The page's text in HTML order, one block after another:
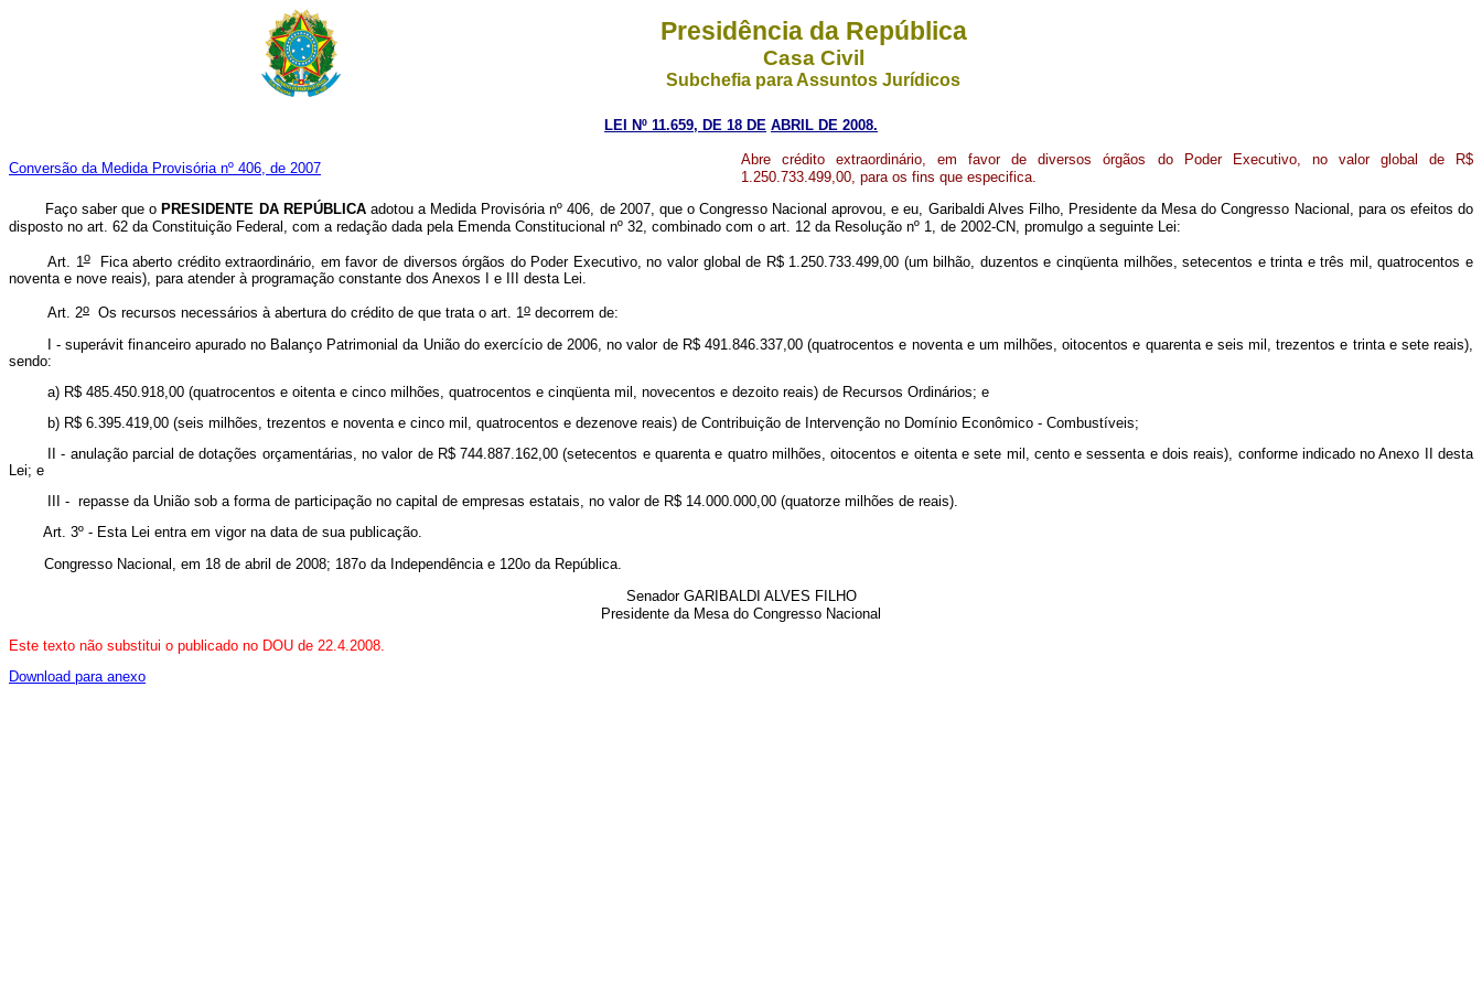
Presidência da República
Casa Civil
Subchefia para Assuntos Jurídicos
LEI Nº 11.659, DE 18 DE ABRIL DE 2008.
Conversão da Medida Provisória nº 406, de 2007
Abre crédito extraordinário, em favor de diversos órgãos do Poder Executivo, no valor global de R$
1.250.733.499,00, para os fins que especifica.
Faço saber que o PRESIDENTE DA REPÚBLICAadotou a Medida Provisória nº 406, de 2007, que o Congresso Nacional aprovou, e eu, Garibaldi Alves Filho, Presidente da Mesa do Congresso Nacional, para os efeitos do
disposto no art. 62 da Constituição Federal, com a redação dada pela Emenda Constitucional nº 32, combinado com o art. 12 da Resolução nº 1, de 2002-CN, promulgo a seguinte Lei:
Art. 1oFica aberto crédito extraordinário, em favor de diversos órgãos do Poder Executivo, no valor global de R$ 1.250.733.499,00 (um bilhão, duzentos e cinqüenta milhões, setecentos e trinta e três mil, quatrocentos e
noventa e nove reais), para atender à programação constante dos Anexos I e III desta Lei.
Art. 2o Os recursos necessários à abertura do crédito de que trata o art. 1o decorrem de:
I - superávit financeiro apurado no Balanço Patrimonial da União do exercício de 2006, no valor de R$ 491.846.337,00 (quatrocentos e noventa e um milhões, oitocentos e quarenta e seis mil, trezentos e trinta e sete reais),
sendo:
a) R$ 485.450.918,00 (quatrocentos e oitenta e cinco milhões, quatrocentos e cinqüenta mil, novecentos e dezoito reais) de Recursos Ordinários; e
b) R$ 6.395.419,00 (seis milhões, trezentos e noventa e cinco mil, quatrocentos e dezenove reais) de Contribuição de Intervenção no Domínio Econômico - Combustíveis;
II - anulação parcial de dotações orçamentárias, no valor de R$ 744.887.162,00 (setecentos e quarenta e quatro milhões, oitocentos e oitenta e sete mil, cento e sessenta e dois reais), conforme indicado no Anexo II desta
Lei; e
III - repasse da União sob a forma de participação no capital de empresas estatais, no valor de R$ 14.000.000,00 (quatorze milhões de reais).
Art. 3º - Esta Lei entra em vigor na data de sua publicação.
Congresso Nacional, em 18 de abril de 2008; 187o da Independência e 120o da República.
Senador GARIBALDI ALVES FILHO
Presidente da Mesa do Congresso Nacional
Este texto não substitui o publicado no DOU de 22.4.2008.
Download para anexo